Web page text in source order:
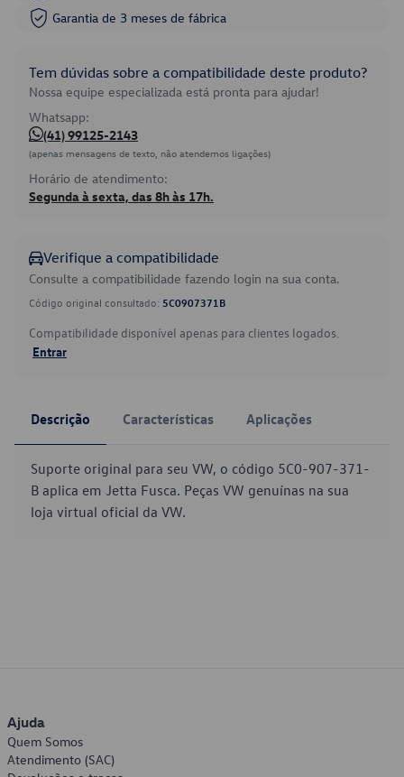
Garantia de 3 meses de fábrica
Tem dúvidas sobre a compatibilidade deste produto?
Nossa equipe especializada está pronta para ajudar!
Whatsapp:
(41) 99125-2143
(apenas mensagens de texto, não atendemos ligações)
Horário de atendimento:
Segunda à sexta, das 8h às 17h.
Verifique a compatibilidade
Consulte a compatibilidade fazendo login na sua conta.
Código original consultado: 5C0907371B
Compatibilidade disponível apenas para clientes logados.
Entrar
Descrição Características Aplicações
Suporte original para seu VW, o código 5C0-907-371-
B aplica em Jetta Fusca. Peças VW genuínas na sua
loja virtual oficial da VW.
Ajuda
Quem Somos
Atendimento (SAC)